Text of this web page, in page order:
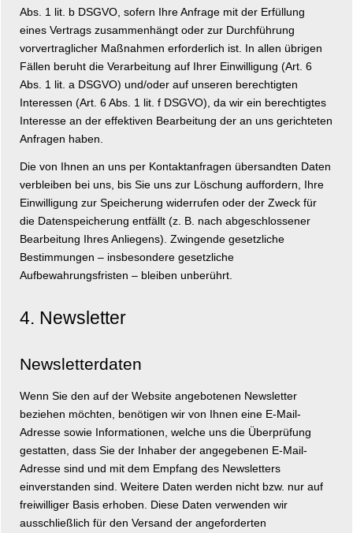
Abs. 1 lit. b DSGVO, sofern Ihre Anfrage mit der Erfüllung
eines Vertrags zusammenhängt oder zur Durchführung
vorvertraglicher Maßnahmen erforderlich ist. In allen übrigen
Fällen beruht die Verarbeitung auf Ihrer Einwilligung (Art. 6
Abs. 1 lit. a DSGVO) und/oder auf unseren berechtigten
Interessen (Art. 6 Abs. 1 lit. f DSGVO), da wir ein berechtigtes
Interesse an der effektiven Bearbeitung der an uns gerichteten
Anfragen haben.
Die von Ihnen an uns per Kontaktanfragen übersandten Daten
verbleiben bei uns, bis Sie uns zur Löschung auffordern, Ihre
Einwilligung zur Speicherung widerrufen oder der Zweck für
die Datenspeicherung entfällt (z. B. nach abgeschlossener
Bearbeitung Ihres Anliegens). Zwingende gesetzliche
Bestimmungen – insbesondere gesetzliche
Aufbewahrungsfristen – bleiben unberührt.
4. Newsletter
Newsletterdaten
Wenn Sie den auf der Website angebotenen Newsletter
beziehen möchten, benötigen wir von Ihnen eine E-Mail-
Adresse sowie Informationen, welche uns die Überprüfung
gestatten, dass Sie der Inhaber der angegebenen E-Mail-
Adresse sind und mit dem Empfang des Newsletters
einverstanden sind. Weitere Daten werden nicht bzw. nur auf
freiwilliger Basis erhoben. Diese Daten verwenden wir
ausschließlich für den Versand der angeforderten